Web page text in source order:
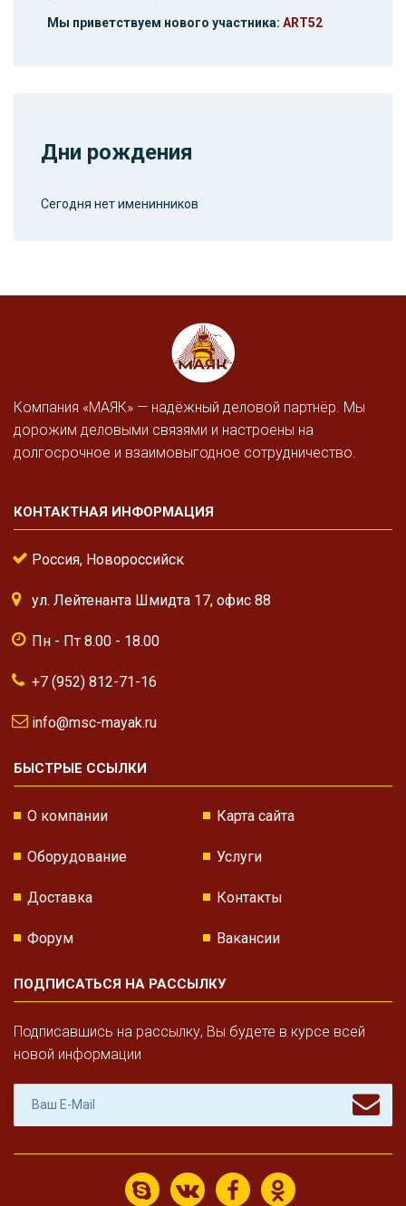
Мы приветствуем нового участника: ART52
Дни рождения
Сегодня нет именинников
Компания «МАЯК» — надёжный деловой партнёр. Мы
дорожим деловыми связями и настроены на
долгосрочное и взаимовыгодное сотрудничество.
КОНТАКТНАЯ ИНФОРМАЦИЯ
Россия, Новороссийск
ул. Лейтенанта Шмидта 17, офис 88
Пн - Пт 8.00 - 18.00
+7 (952) 812-71-16
info@msc-mayak.ru
БЫСТРЫЕ ССЫЛКИ
О компании Карта сайта
Оборудование Услуги
Доставка Контакты
Форум Вакансии
ПОДПИСАТЬСЯ НА РАССЫЛКУ
Подписавшись на рассылку, Вы будете в курсе всей
новой информации